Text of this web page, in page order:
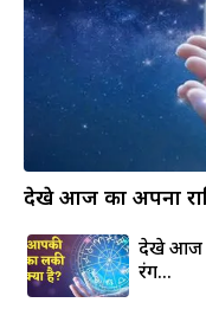
देखे आज का अपना
देखे आज
रंग…